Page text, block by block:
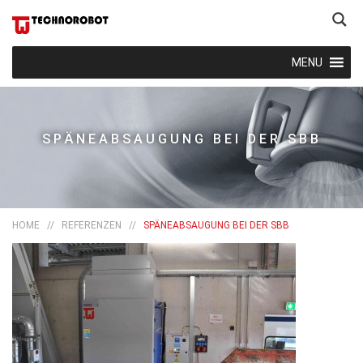
MENU
SPÄNEABSAUGUNG BEI DER SBB
HOME // REFERENZEN // SPÄNEABSAUGUNG BEI DER SBB